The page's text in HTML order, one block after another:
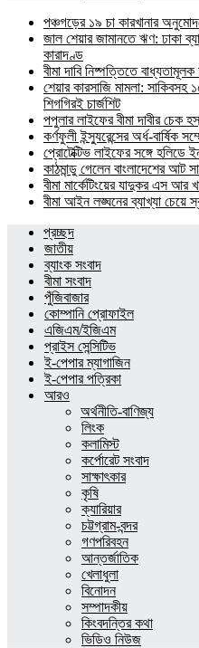
পঞ্চগড়ের ১৯ চা কারখানার
জাল শেয়ার জামানতে ঋণ: ঢাকা
কারাদণ্ড
বীমা দাবি নিষ্পত্তিতে
শেয়ার কারসাজি মামলা:
শিগগিরই চার্জশিট
পপুলার লাইফের বীমা দাবীর চেক
কর্ণফুলী ইন্স্যুরেন্সের অর্ধ-বার্ষিক
প্রোটেক্টিভ লাইফের সঙ্গে হলিডে
কাঠমান্ডু গেলেন বাংলাদেশের আট
বীমা মার্কেটিংয়ের যাদুকর এস আর
বীমা আইন লঙ্ঘনের ব্যাখ্যা চেয়ে
প্রচ্ছদ
জাতীয়
ব্যাংক সংবাদ
বীমা সংবাদ
পুঁজিবাজার
কোম্পানি প্রোফাইল
এজিএম/ইজিএম
প্রাইস সেন্সিটিভ
ই-পেপার ম্যাগাজিন
ই-পেপার পত্রিকা
আরও
অর্থনীতি-বাণিজ্য
লিংক
কলামিস্ট
কর্পোরেট সংবাদ
সাক্ষাৎকার
কৃষি
ক্যারিয়ার
চট্টগ্রাম-বন্দর
গণপরিবহন
আন্তর্জাতিক
খেলাধুলা
বিনোদন
সম্পাদকীয়
কিংবদন্তির কথা
ভিডিও নিউজ